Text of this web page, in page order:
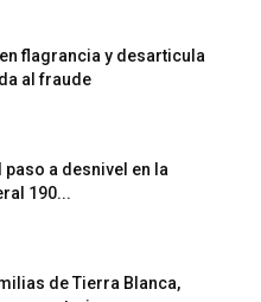
en flagrancia y desarticula
al fraude
paso a desnivel en la
190...
de Tierra Blanca,